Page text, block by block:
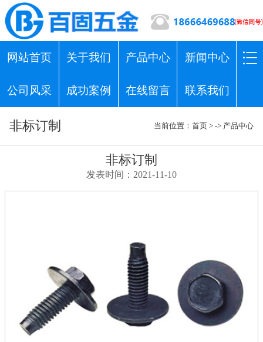
网站首页 关于我们 产品中心 新闻中心
公司风采 成功案例 在线留言 联系我们
非标订制 当前位置： 首页 > -> 产品中心
非标订制
发表时间：2021-11-10